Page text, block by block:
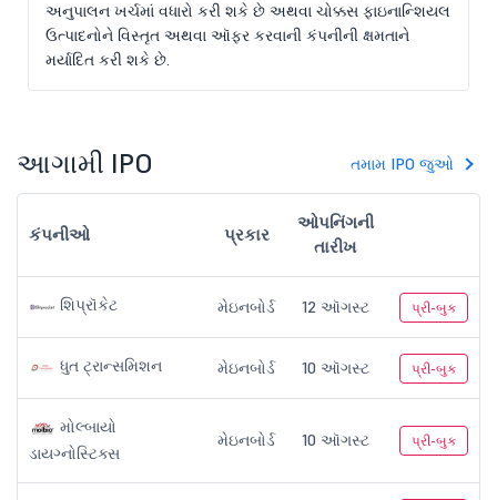
અનુપાલન ખર્ચમાં વધારો કરી શકે છે અથવા ચોક્કસ ફાઇનાન્શિયલ
ઉત્પાદનોને વિસ્તૃત અથવા ઑફર કરવાની કંપનીની ક્ષમતાને
મર્યાદિત કરી શકે છે.
આગામી IPO તમામ IPO જુઓ
કંપનીઓ પ્રકાર
ઓપનિંગની
તારીખ
શિપ્રૉકેટ મેઇનબોર્ડ 12 ઑગસ્ટ પ્રી-બુક
ધુત ટ્રાન્સમિશન મેઇનબોર્ડ 10 ઑગસ્ટ પ્રી-બુક
મોલ્બાયો
ડાયગ્નોસ્ટિક્સ
મેઇનબોર્ડ 10 ઑગસ્ટ પ્રી-બુક